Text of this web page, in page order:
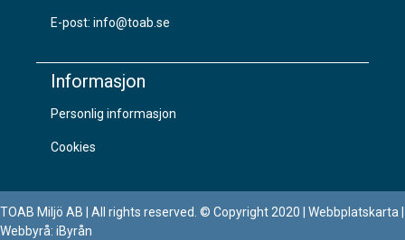
E-post: info@toab.se
Informasjon
Personlig informasjon
Cookies
TOAB Miljö AB | All rights reserved. © Copyright 2020 | Webbplatskarta |
Webbyrå: iByrån